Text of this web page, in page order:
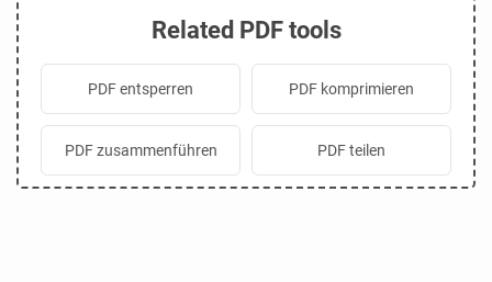
Related PDF tools
PDF entsperren PDF komprimieren
PDF zusammenführen PDF teilen